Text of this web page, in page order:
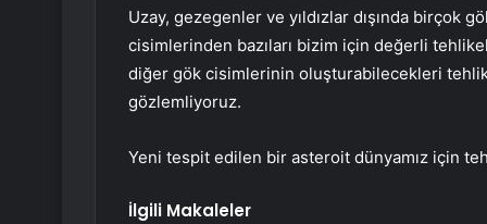
Uzay, gezegenler ve yıldızlar dışında birçok
cisimlerinden bazıları bizim için değerli
diğer gök cisimlerinin oluşturabilecekleri
gözlemliyoruz.
Yeni tespit edilen bir asteroit dünyamız için
İlgili Makaleler